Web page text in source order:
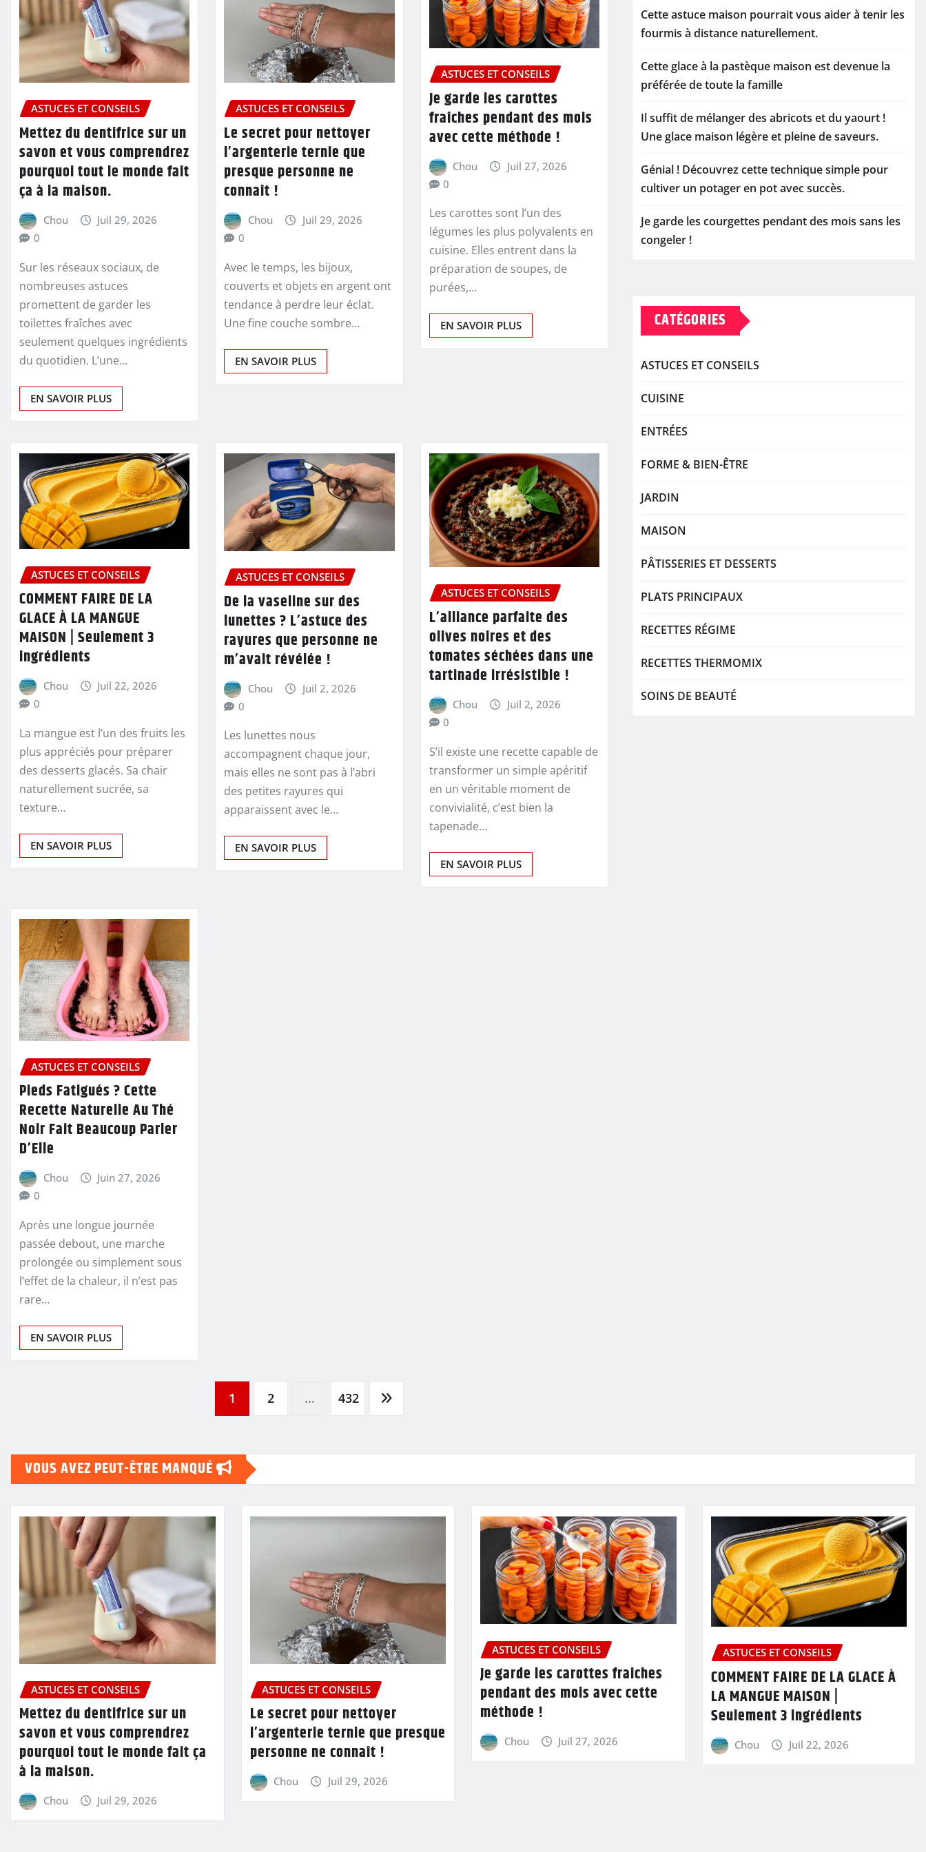
ASTUCES ET CONSEILS
Mettez du dentifrice sur un
savon et vous comprendrez
pourquoi tout le monde fait
ça à la maison.
Chou
Juil 29, 2026
0
Sur les réseaux sociaux, de
nombreuses astuces
promettent de garder les
toilettes fraîches avec
seulement quelques ingrédients
du quotidien. L’une…
EN SAVOIR PLUS
ASTUCES ET CONSEILS
Le secret pour nettoyer
l’argenterie ternie que
presque personne ne
connaît !
Chou
Juil 29, 2026
0
Avec le temps, les bijoux,
couverts et objets en argent ont
tendance à perdre leur éclat.
Une fine couche sombre…
EN SAVOIR PLUS
ASTUCES ET CONSEILS
Je garde les carottes
fraîches pendant des mois
avec cette méthode !
Chou
Juil 27, 2026
0
Les carottes sont l’un des
légumes les plus polyvalents en
cuisine. Elles entrent dans la
préparation de soupes, de
purées,…
EN SAVOIR PLUS
ASTUCES ET CONSEILS
COMMENT FAIRE DE LA
GLACE À LA MANGUE
MAISON | Seulement 3
ingrédients
Chou
Juil 22, 2026
0
La mangue est l’un des fruits les
plus appréciés pour préparer
des desserts glacés. Sa chair
naturellement sucrée, sa
texture…
EN SAVOIR PLUS
ASTUCES ET CONSEILS
De la vaseline sur des
lunettes ? L’astuce des
rayures que personne ne
m’avait révélée !
Chou
Juil 2, 2026
0
Les lunettes nous
accompagnent chaque jour,
mais elles ne sont pas à l’abri
des petites rayures qui
apparaissent avec le…
EN SAVOIR PLUS
ASTUCES ET CONSEILS
L’alliance parfaite des
olives noires et des
tomates séchées dans une
tartinade irrésistible !
Chou
Juil 2, 2026
0
S’il existe une recette capable de
transformer un simple apéritif
en un véritable moment de
convivialité, c’est bien la
tapenade…
EN SAVOIR PLUS
ASTUCES ET CONSEILS
Pieds Fatigués ? Cette
Recette Naturelle Au Thé
Noir Fait Beaucoup Parler
D’Elle
Chou
Juin 27, 2026
0
Après une longue journée
passée debout, une marche
prolongée ou simplement sous
l’effet de la chaleur, il n’est pas
rare…
EN SAVOIR PLUS
publications
1 2 … 432
Cette astuce maison pourrait vous aider à tenir les
fourmis à distance naturellement.
Cette glace à la pastèque maison est devenue la
préférée de toute la famille
Il suffit de mélanger des abricots et du yaourt !
Une glace maison légère et pleine de saveurs.
Génial ! Découvrez cette technique simple pour
cultiver un potager en pot avec succès.
Je garde les courgettes pendant des mois sans les
congeler !
CATÉGORIES
ASTUCES ET CONSEILS
CUISINE
ENTRÉES
FORME & BIEN-ÊTRE
JARDIN
MAISON
PÂTISSERIES ET DESSERTS
PLATS PRINCIPAUX
RECETTES RÉGIME
RECETTES THERMOMIX
SOINS DE BEAUTÉ
VOUS AVEZ PEUT-ÊTRE MANQUÉ
ASTUCES ET CONSEILS
Mettez du dentifrice sur un
savon et vous comprendrez
pourquoi tout le monde fait ça
à la maison.
Chou Juil 29, 2026
ASTUCES ET CONSEILS
Le secret pour nettoyer
l’argenterie ternie que presque
personne ne connaît !
Chou Juil 29, 2026
ASTUCES ET CONSEILS
Je garde les carottes fraîches
pendant des mois avec cette
méthode !
Chou Juil 27, 2026
ASTUCES ET CONSEILS
COMMENT FAIRE DE LA GLACE À
LA MANGUE MAISON |
Seulement 3 ingrédients
Chou Juil 22, 2026